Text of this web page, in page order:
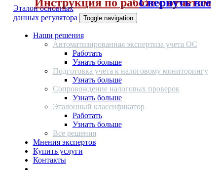
Эталон основных
данных регулятора
Toggle navigation
Наши решения
Автоматизированная экспертиза учета ОС
Работать
Узнать больше
Подготовка учета к налоговому мониторингу
Узнать больше
Сопровождение налоговых проверок
Узнать больше
Эталонный классификатор
Работать
Узнать больше
Все решения
Мнения экспертов
Купить услуги
Контакты